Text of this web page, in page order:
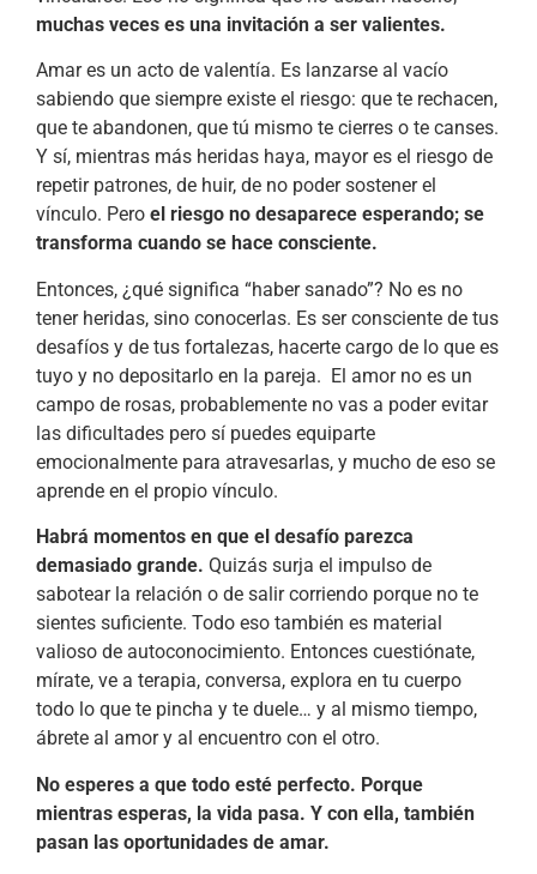
muchas veces es una invitación a ser valientes.
Amar es un acto de valentía. Es lanzarse al vacío
sabiendo que siempre existe el riesgo: que te rechacen,
que te abandonen, que tú mismo te cierres o te canses.
Y sí, mientras más heridas haya, mayor es el riesgo de
repetir patrones, de huir, de no poder sostener el
vínculo. Pero el riesgo no desaparece esperando; se
transforma cuando se hace consciente.
Entonces, ¿qué significa “haber sanado”? No es no
tener heridas, sino conocerlas. Es ser consciente de tus
desafíos y de tus fortalezas, hacerte cargo de lo que es
tuyo y no depositarlo en la pareja. El amor no es un
campo de rosas, probablemente no vas a poder evitar
las dificultades pero sí puedes equiparte
emocionalmente para atravesarlas, y mucho de eso se
aprende en el propio vínculo.
Habrá momentos en que el desafío parezca
demasiado grande. Quizás surja el impulso de
sabotear la relación o de salir corriendo porque no te
sientes suficiente. Todo eso también es material
valioso de autoconocimiento. Entonces cuestiónate,
mírate, ve a terapia, conversa, explora en tu cuerpo
todo lo que te pincha y te duele… y al mismo tiempo,
ábrete al amor y al encuentro con el otro.
No esperes a que todo esté perfecto. Porque
mientras esperas, la vida pasa. Y con ella, también
pasan las oportunidades de amar.